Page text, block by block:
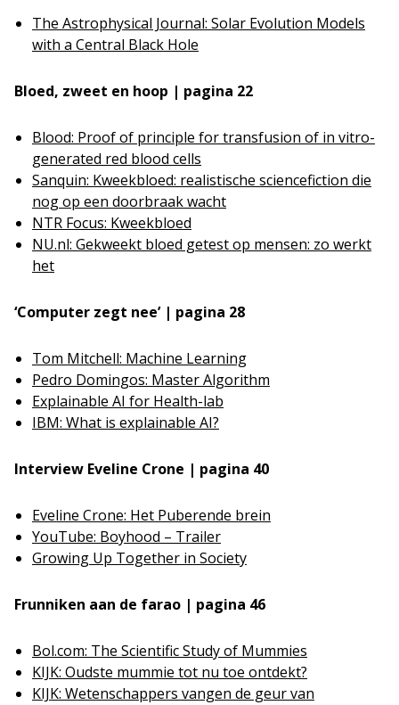
The Astrophysical Journal: Solar Evolution Models
with a Central Black Hole
Bloed, zweet en hoop | pagina 22
Blood: Proof of principle for transfusion of in vitro-
generated red blood cells
Sanquin: Kweekbloed: realistische sciencefiction die
nog op een doorbraak wacht
NTR Focus: Kweekbloed
NU.nl: Gekweekt bloed getest op mensen: zo werkt
het
‘Computer zegt nee’ | pagina 28
Tom Mitchell: Machine Learning
Pedro Domingos: Master Algorithm
Explainable AI for Health-lab
IBM: What is explainable AI?
Interview Eveline Crone | pagina 40
Eveline Crone: Het Puberende brein
YouTube: Boyhood – Trailer
Growing Up Together in Society
Frunniken aan de farao | pagina 46
Bol.com: The Scientific Study of Mummies
KIJK: Oudste mummie tot nu toe ontdekt?
KIJK: Wetenschappers vangen de geur van